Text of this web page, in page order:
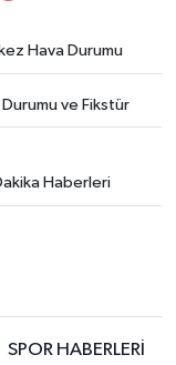
Hava Durumu
Durumu ve Fikstür
Haberleri
SPOR HABERLERİ